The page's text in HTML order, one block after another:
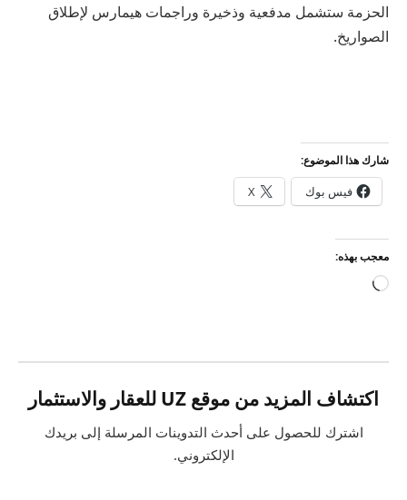
الحزمة ستشمل مدفعية وذخيرة وراجمات هيمارس لإطلاق
الصواريخ.
شارك هذا الموضوع:
فيس بوك X
معجب بهذه:
جاري
اكتشاف المزيد من موقع UZ للعقار والاستثمار
اشترك للحصول على أحدث التدوينات المرسلة إلى بريدك
الإلكتروني.